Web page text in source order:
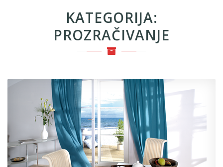
KATEGORIJA:
PROZRAČIVANJE